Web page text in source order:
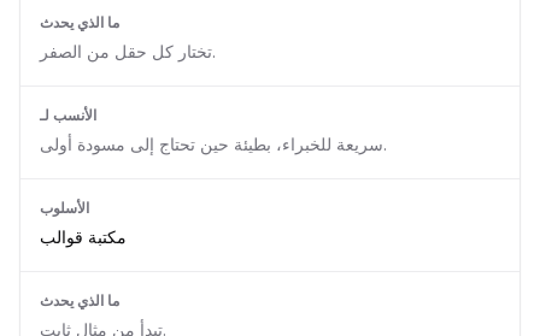
ما الذي يحدث
تختار كل حقل من الصفر.
الأنسب لـ
سريعة للخبراء، بطيئة حين تحتاج إلى مسودة أولى.
الأسلوب
مكتبة قوالب
ما الذي يحدث
تبدأ من مثال ثابت.